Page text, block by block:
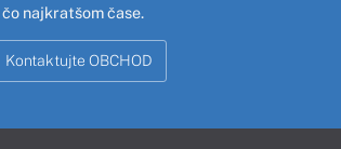
čo najkratšom čase.
Kontaktujte OBCHOD